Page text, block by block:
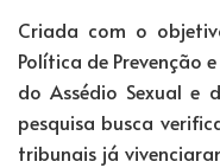
Criada com o
Política de Prevenção
do Assédio Sexual e
pesquisa busca
tribunais já